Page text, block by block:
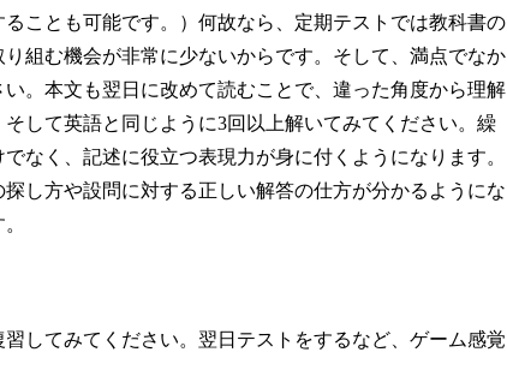
ことも可能です。）何故なら、定期テストでは教科書の
組む機会が非常に少ないからです。そして、満点でなか
。本文も翌日に改めて読むことで、違った角度から理解
して英語と同じように3回以上解いてみてください。繰
なく、記述に役立つ表現力が身に付くようになります。
し方や設問に対する正しい解答の仕方が分かるようにな
してみてください。翌日テストをするなど、ゲーム感覚